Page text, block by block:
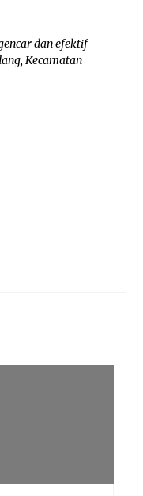
Royalti
Fauzi: Peran
dan efektif
Kecamatan